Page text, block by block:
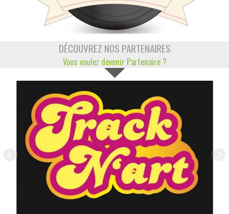
DÉCOUVREZ NOS PARTENAIRES
Vous voulez devenir Partenaire ?